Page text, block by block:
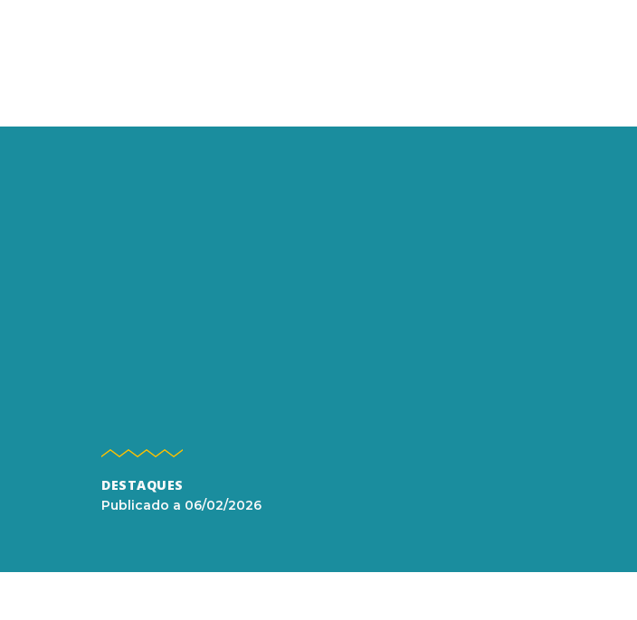
DESTAQUES
Publicado a 06/02/2026